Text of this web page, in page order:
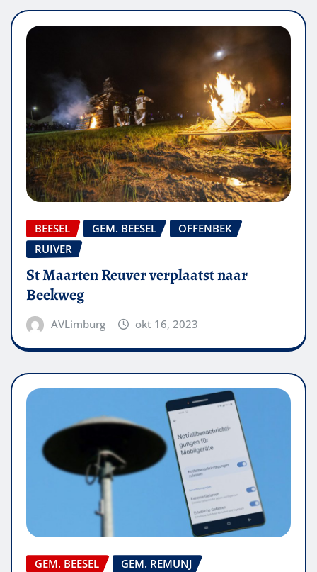
BEESEL GEM. BEESEL
OFFENBEK
RUIVER
St Maarten Reuver verplaatst naar
Beekweg
AVLimburg okt 16, 2023
GEM. BEESEL
GEM. REMUNJ